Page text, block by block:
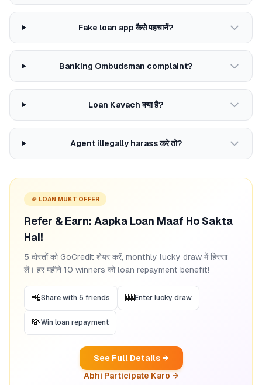
Fake loan app कैसे पहचानें?
Banking Ombudsman complaint?
Loan Kavach क्या है?
Agent illegally harass करे तो?
🎉 LOAN MUKT OFFER
Refer & Earn: Aapka Loan Maaf Ho Sakta
Hai!
5 दोस्तों को GoCredit शेयर करें, monthly lucky draw में हिस्सा
लें। हर महीने 10 winners को loan repayment benefit!
📲Share with 5 friends 🎰Enter lucky draw
💸Win loan repayment
See Full Details →
Abhi Participate Karo →